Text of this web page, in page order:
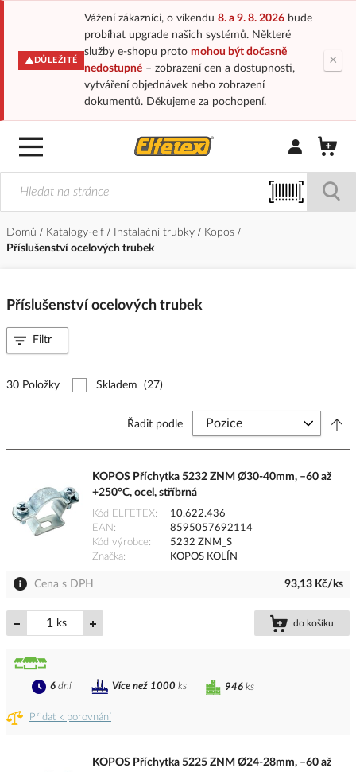
DŮLEŽITÉ
Vážení zákazníci, o víkendu 8. a 9. 8. 2026bude
probíhat upgrade našich systémů. Některé
služby e-shopu proto mohou být dočasně
nedostupné– zobrazení cen a dostupnosti,
vytváření objednávek nebo zobrazení
dokumentů. Děkujeme za pochopení.
×
Přihlásit/
Domů Katalogy-elf Instalační trubky
Kopos
Příslušenství ocelových trubek
Příslušenství ocelových trubek
30 Položky Skladem (27)
Řadit podle
KOPOS Příchytka 5232 ZNM Ø30-40mm, –60 až
+250°C, ocel, stříbrná
Kód ELFETEX
10.622.436
EAN
8595057692114
Kód výrobce
5232 ZNM_S
Značka
KOPOS KOLÍN
Cena s DPH 93,13 Kč/ks
ks do košíku
Přidat k porovnání
946 ks
6 dní Více než 1000 ks
KOPOS Příchytka 5225 ZNM Ø24-28mm, –60 až
Filtr